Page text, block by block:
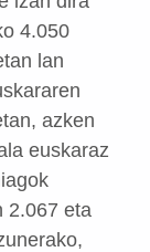
4.050
lan
azken
euskaraz
2.067 eta